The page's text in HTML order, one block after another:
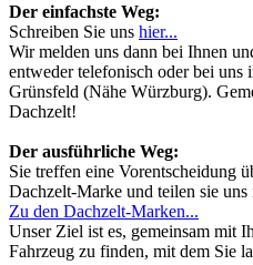
Der einfachste Weg:
Schreiben Sie uns hier...
Wir melden uns dann bei Ihnen
entweder telefonisch oder bei uns
Grünsfeld (Nähe Würzburg).
Dachzelt!
Der ausführliche Weg:
Sie treffen eine Vorentscheidung
Dachzelt-Marke und teilen sie
Zu den Dachzelt-Marken...
Unser Ziel ist es, gemeinsam mit
Fahrzeug zu finden, mit dem Sie